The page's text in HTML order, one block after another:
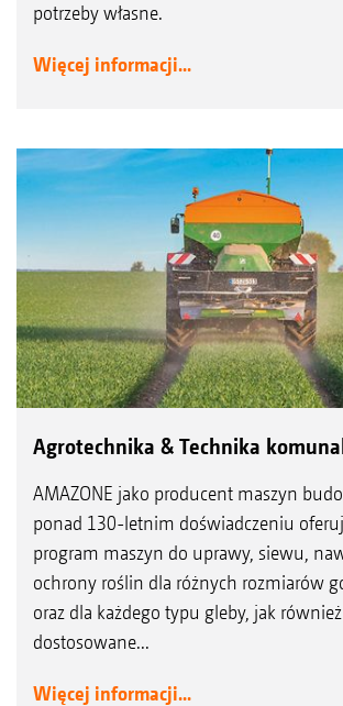
potrzeby własne.
Więcej informacji...
Agrotechnika & Technika
AMAZONE jako producent maszyn
ponad 130-letnim doświadczeniu
program maszyn do uprawy, siewu,
ochrony roślin dla różnych rozmiarów
oraz dla każdego typu gleby, jak
dostosowane...
Więcej informacji...